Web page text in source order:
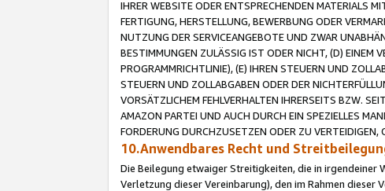
IHRER WEBSITE ODER ENTSPRECHENDEN MATERIALS
FERTIGUNG, HERSTELLUNG, BEWERBUNG ODER
NUTZUNG DER SERVICEANGEBOTE UND ZWAR
BESTIMMUNGEN ZULÄSSIG IST ODER NICHT, (D) EINEM
PROGRAMMRICHTLINIE), (E) IHREN STEUERN UND
STEUERN UND ZOLLABGABEN ODER DER
VORSÄTZLICHEM FEHLVERHALTEN IHRERSEITS BZW.
AMAZON PARTEI UND AUCH DURCH EIN SPEZIELLES
FORDERUNG DURCHZUSETZEN ODER ZU
10.Anwendbares Recht und
Die Beilegung etwaiger Streitigkeiten, die in irgendeiner
Verletzung dieser Vereinbarung), den im Rahmen